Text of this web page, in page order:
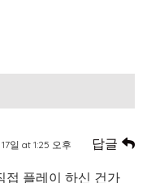
일 at 1:25 오후 답글
접 플레이 하신 건가